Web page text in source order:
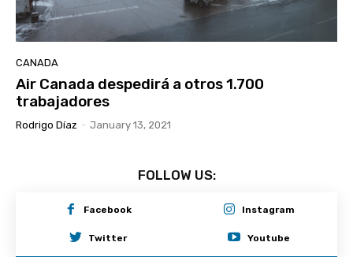
CANADA
Air Canada despedirá a otros 1.700
trabajadores
Rodrigo Díaz - January 13, 2021
FOLLOW US:
Facebook Instagram
Twitter Youtube